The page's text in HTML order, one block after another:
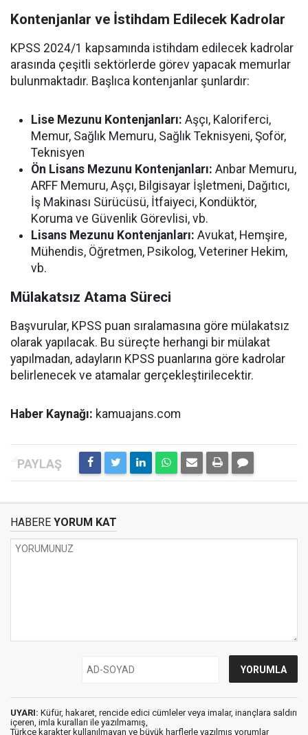
Kontenjanlar ve İstihdam Edilecek Kadrolar
KPSS 2024/1 kapsamında istihdam edilecek kadrolar
arasında çeşitli sektörlerde görev yapacak memurlar
bulunmaktadır. Başlıca kontenjanlar şunlardır:
Lise Mezunu Kontenjanları: Aşçı, Kaloriferci,
Memur, Sağlık Memuru, Sağlık Teknisyeni, Şoför,
Teknisyen
Ön Lisans Mezunu Kontenjanları: Anbar Memuru,
ARFF Memuru, Aşçı, Bilgisayar İşletmeni, Dağıtıcı,
İş Makinası Sürücüsü, İtfaiyeci, Kondüktör,
Koruma ve Güvenlik Görevlisi, vb.
Lisans Mezunu Kontenjanları: Avukat, Hemşire,
Mühendis, Öğretmen, Psikolog, Veteriner Hekim,
vb.
Mülakatsız Atama Süreci
Başvurular, KPSS puan sıralamasına göre mülakatsız
olarak yapılacak. Bu süreçte herhangi bir mülakat
yapılmadan, adayların KPSS puanlarına göre kadrolar
belirlenecek ve atamalar gerçekleştirilecektir.
Haber Kaynağı: kamuajans.com
HABERE YORUM KAT
UYARI: Küfür, hakaret, rencide edici cümleler veya imalar, inançlara saldırı
içeren, imla kuralları ile yazılmamış,
Türkçe karakter kullanılmayan ve büyük harflerle yazılmış yorumlar